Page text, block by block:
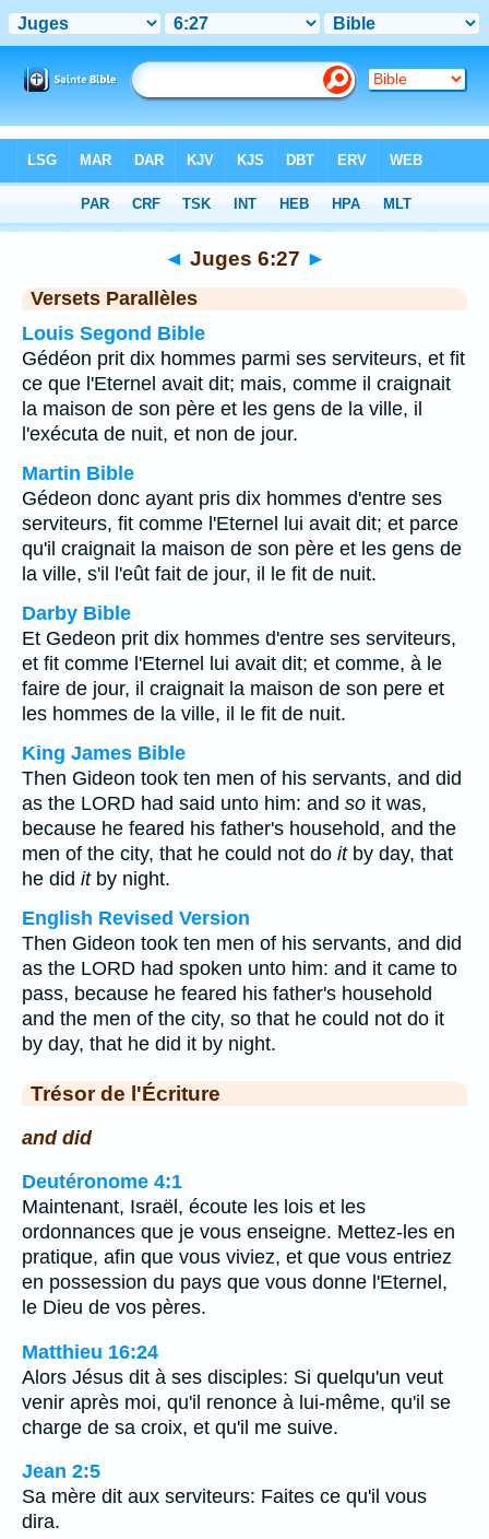
Chapitre 6> Verset 27
◄ Juges 6:27 ►
Versets Parallèles
Louis Segond Bible
Gédéon prit dix hommes parmi ses serviteurs, et fit
ce que l'Eternel avait dit; mais, comme il craignait
la maison de son père et les gens de la ville, il
l'exécuta de nuit, et non de jour.
Martin Bible
Gédeon donc ayant pris dix hommes d'entre ses
serviteurs, fit comme l'Eternel lui avait dit; et parce
qu'il craignait la maison de son père et les gens de
la ville, s'il l'eût fait de jour, il le fit de nuit.
Darby Bible
Et Gedeon prit dix hommes d'entre ses serviteurs,
et fit comme l'Eternel lui avait dit; et comme, à le
faire de jour, il craignait la maison de son pere et
les hommes de la ville, il le fit de nuit.
King James Bible
Then Gideon took ten men of his servants, and did
as the LORD had said unto him: and so it was,
because he feared his father's household, and the
men of the city, that he could not do itby day, that
he did itby night.
English Revised Version
Then Gideon took ten men of his servants, and did
as the LORD had spoken unto him: and it came to
pass, because he feared his father's household
and the men of the city, so that he could not do it
by day, that he did it by night.
Trésor de l'Écriture
and did
Deutéronome 4:1
Maintenant, Israël, écoute les lois et les
ordonnances que je vous enseigne. Mettez-les en
pratique, afin que vous viviez, et que vous entriez
en possession du pays que vous donne l'Eternel,
le Dieu de vos pères.
Matthieu 16:24
Alors Jésus dit à ses disciples: Si quelqu'un veut
venir après moi, qu'il renonce à lui-même, qu'il se
charge de sa croix, et qu'il me suive.
Jean 2:5
Sa mère dit aux serviteurs: Faites ce qu'il vous
dira.